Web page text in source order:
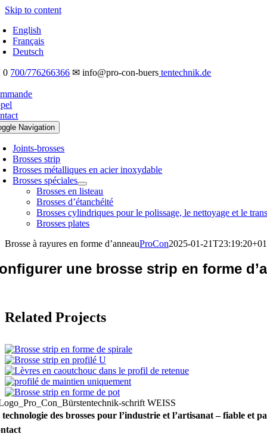
Skip to content
English
Français
Deutsch
700/776266366 ✉ info@pro-con-buers tentechnik.de
Navigation
Joints-brosses
Brosses strip
Brosses métalliques en acier inoxydable
Brosses spéciales
Brosses en listeau
Brosses d’étanchéité
Brosses cylindriques pour le polissage, le nettoyage et le
Brosses plates
Brosse à rayures en forme d’anneauProCon2025-01-
une brosse strip en forme
Related Projects
des brosses pour l’industrie et l’artisanat – fiable et